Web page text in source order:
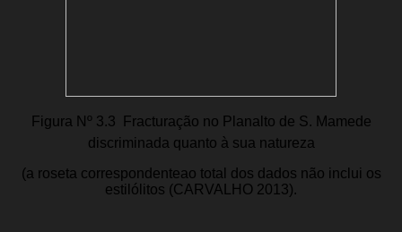
Figura Nº 3.3  Fracturação no Planalto de S. Mamede
discriminada quanto à sua natureza
(a roseta correspondenteao total dos dados não inclui os
estilólitos (CARVALHO 2013).